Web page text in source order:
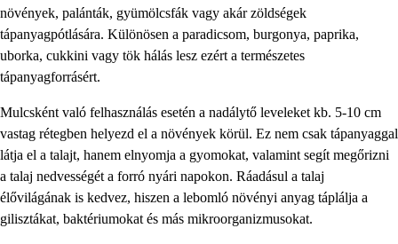
növények, palánták, gyümölcsfák vagy akár zöldségek
tápanyagpótlására. Különösen a paradicsom, burgonya, paprika,
uborka, cukkini vagy tök hálás lesz ezért a természetes
tápanyagforrásért.
Mulcsként való felhasználás esetén a nadálytő leveleket kb. 5-10 cm
vastag rétegben helyezd el a növények körül. Ez nem csak tápanyaggal
látja el a talajt, hanem elnyomja a gyomokat, valamint segít megőrizni
a talaj nedvességét a forró nyári napokon. Ráadásul a talaj
élővilágának is kedvez, hiszen a lebomló növényi anyag táplálja a
gilisztákat, baktériumokat és más mikroorganizmusokat.